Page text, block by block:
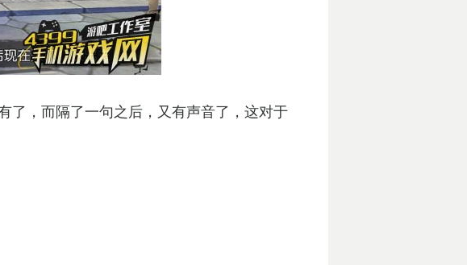
了，而隔了一句之后，又有声音了，这对于